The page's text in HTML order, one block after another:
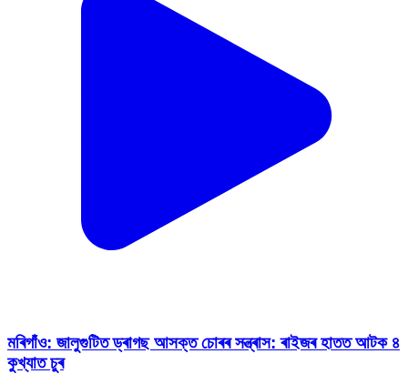
মৰিগাঁও: জালুগুটিত ড্ৰাগছ আসক্ত চোৰৰ সন্ত্ৰাস: ৰাইজৰ হাতত আটক ৪
কুখ্যাত চুৰ